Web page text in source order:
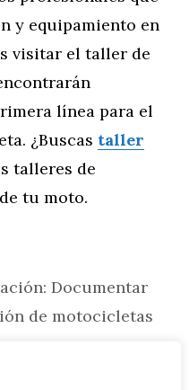
y equipamiento en
visitar el taller de
línea para el
¿Buscas taller
talleres de
tu moto.
Documentar
de motocicletas
de